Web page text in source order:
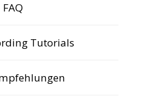
FAQ
Tutorials